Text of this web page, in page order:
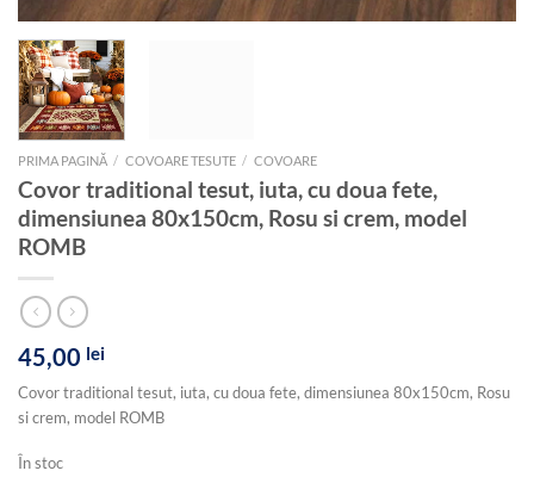
PRIMA PAGINĂ / COVOARE TESUTE / COVOARE
Covor traditional tesut, iuta, cu doua fete,
dimensiunea 80x150cm, Rosu si crem, model
ROMB
45,00 lei
Covor traditional tesut, iuta, cu doua fete, dimensiunea 80x150cm, Rosu
si crem, model ROMB
În stoc